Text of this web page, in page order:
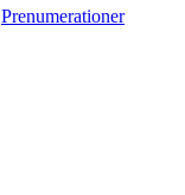
Prenumerationer